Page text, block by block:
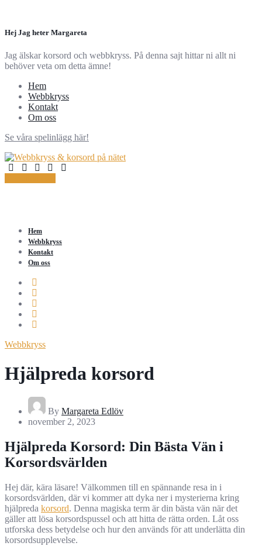
Hej Jag heter Margareta
Jag älskar korsord och webbkryss. På denna sajt hittar ni allt ni
behöver veta om detta ämne!
Hem
Webbkryss
Kontakt
Om oss
Se våra spelinlägg här!
Hem
Webbkryss
Kontakt
Om oss
Webbkryss
Hjälpreda korsord
By Margareta Edlöv
november 2, 2023
Hjälpreda Korsord: Din Bästa Vän i
Korsordsvärlden
Hej där, kära läsare! Välkommen till en spännande resa in i
korsordsvärlden, där vi kommer att dyka ner i mysterierna kring
hjälpreda korsord. Denna magiska term är din bästa vän när det
gäller att lösa korsordspussel och att hitta de rätta orden. Låt oss
utforska dess betydelse och hur den används för att underlätta din
korsordsupplevelse.